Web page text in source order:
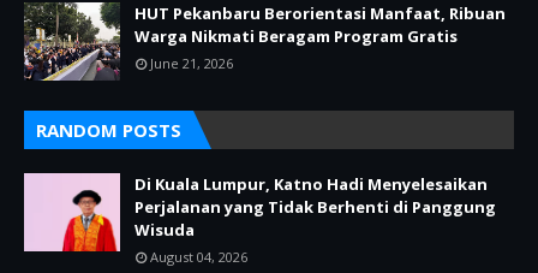
HUT Pekanbaru Berorientasi Manfaat, Ribuan
Warga Nikmati Beragam Program Gratis
June 21, 2026
RANDOM POSTS
Di Kuala Lumpur, Katno Hadi Menyelesaikan
Perjalanan yang Tidak Berhenti di Panggung
Wisuda
August 04, 2026